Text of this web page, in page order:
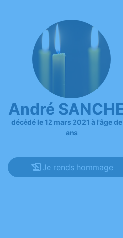
André
décédé le 12 mars 2021 à l'âge
ans
Je rends hommage